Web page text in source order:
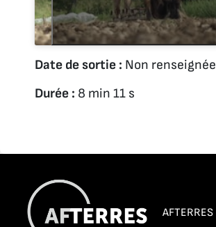
Date de sortie : Non renseignée
Durée : 8 min 11 s
AFTERRES